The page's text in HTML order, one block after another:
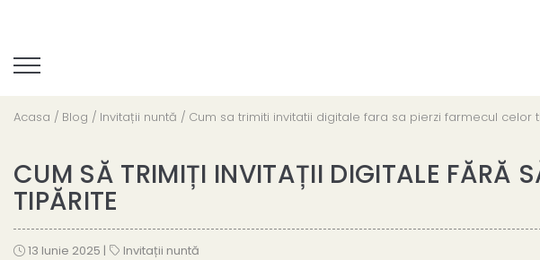
Acasa / Blog / Invitații nuntă / Cum sa trimiti invitatii digitale fara sa pierzi farmecul celor
CUM SĂ TRIMIȚI INVITAȚII DIGITALE FĂRĂ
TIPĂRITE
13 Iunie 2025 | Invitații nuntă